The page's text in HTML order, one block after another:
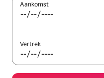
Aankomst
Vertrek